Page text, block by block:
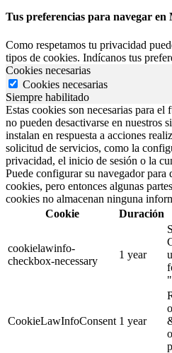
Tus preferencias para navegar en
Como respetamos tu privacidad
tipos de cookies. Indícanos tus
Cookies necesarias
Cookies necesarias
Siempre habilitado
Estas cookies son necesarias para
no pueden desactivarse en nuestros
instalan en respuesta a acciones
solicitud de servicios, como la
privacidad, el inicio de sesión o la
Puede configurar su navegador para
cookies, pero entonces algunas
cookies no almacenan ninguna
Cookie
Duración
cookielawinfo-
checkbox-necessary
1 year
CookieLawInfoConsent 1 year